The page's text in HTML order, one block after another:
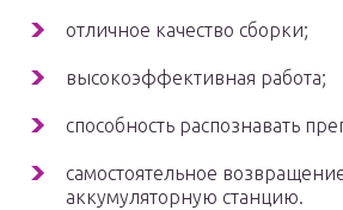
отличное качество сборки;
высокоэффективная работа;
способность распознавать
самостоятельное
аккумуляторную станцию.